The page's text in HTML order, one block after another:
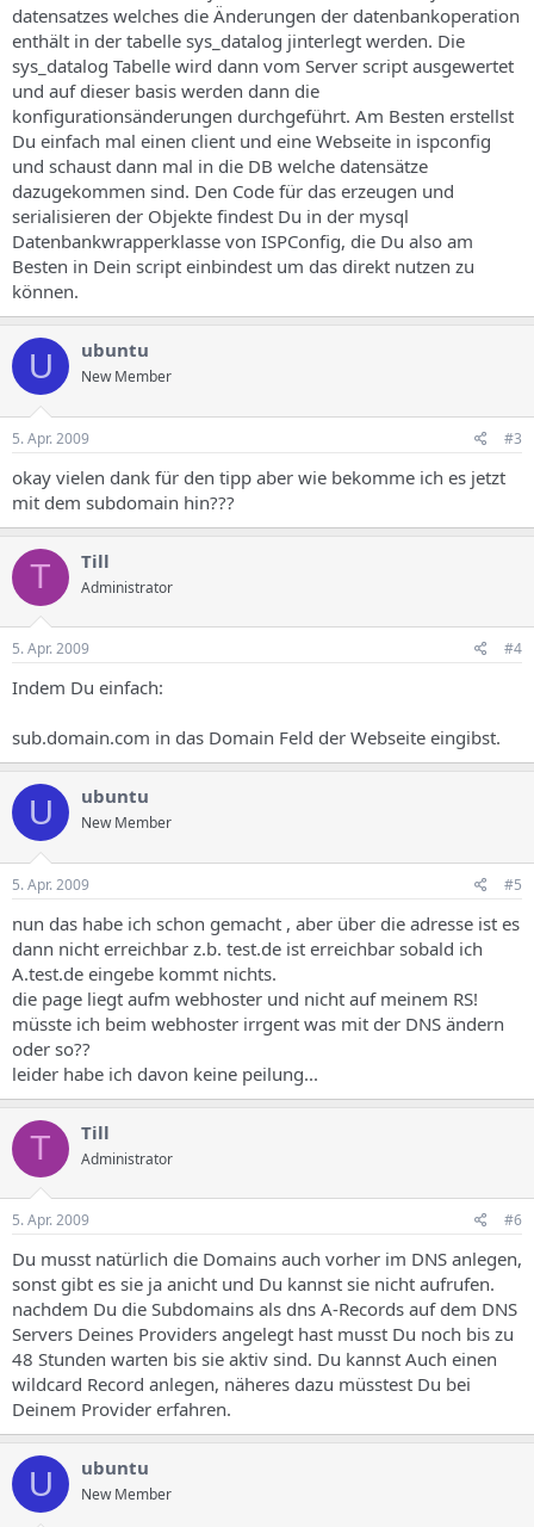
datensatzes welches die Änderungen der datenbankoperation
enthält in der tabelle sys_datalog jinterlegt werden. Die
sys_datalog Tabelle wird dann vom Server script ausgewertet
und auf dieser basis werden dann die
konfigurationsänderungen durchgeführt. Am Besten erstellst
Du einfach mal einen client und eine Webseite in ispconfig
und schaust dann mal in die DB welche datensätze
dazugekommen sind. Den Code für das erzeugen und
serialisieren der Objekte findest Du in der mysql
Datenbankwrapperklasse von ISPConfig, die Du also am
Besten in Dein script einbindest um das direkt nutzen zu
können.
U ubuntu
New Member
5. Apr. 2009 #3
okay vielen dank für den tipp aber wie bekomme ich es jetzt
mit dem subdomain hin???
T Till
Administrator
5. Apr. 2009 #4
Indem Du einfach:
sub.domain.com in das Domain Feld der Webseite eingibst.
U ubuntu
New Member
5. Apr. 2009 #5
nun das habe ich schon gemacht , aber über die adresse ist es
dann nicht erreichbar z.b. test.de ist erreichbar sobald ich
A.test.de eingebe kommt nichts.
die page liegt aufm webhoster und nicht auf meinem RS!
müsste ich beim webhoster irrgent was mit der DNS ändern
oder so??
leider habe ich davon keine peilung...
T Till
Administrator
5. Apr. 2009 #6
Du musst natürlich die Domains auch vorher im DNS anlegen,
sonst gibt es sie ja anicht und Du kannst sie nicht aufrufen.
nachdem Du die Subdomains als dns A-Records auf dem DNS
Servers Deines Providers angelegt hast musst Du noch bis zu
48 Stunden warten bis sie aktiv sind. Du kannst Auch einen
wildcard Record anlegen, näheres dazu müsstest Du bei
Deinem Provider erfahren.
U ubuntu
New Member